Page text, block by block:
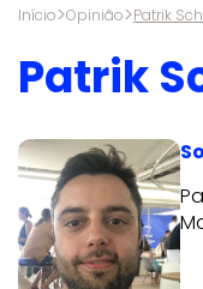
Início>Opinião>Patrik
Patrik